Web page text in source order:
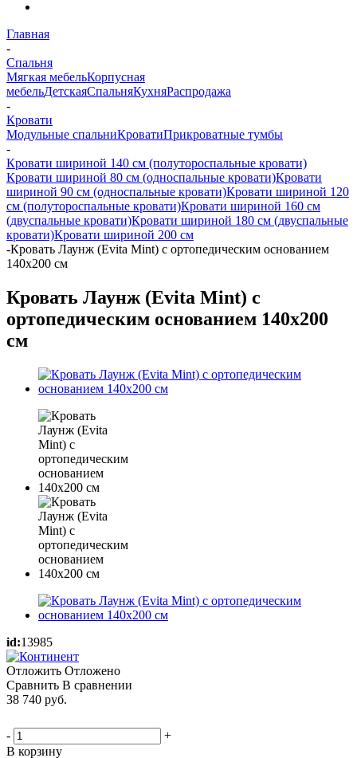
Главная
-
Спальня
Мягкая мебельКорпусная
мебельДетскаяСпальняКухняРаспродажа
-
Кровати
Модульные спальниКроватиПрикроватные тумбы
-
Кровати шириной 140 см (полутороспальные кровати)
Кровати шириной 80 см (односпальные кровати)Кровати
шириной 90 см (односпальные кровати)Кровати шириной 120
см (полутороспальные кровати)Кровати шириной 160 см
(двуспальные кровати)Кровати шириной 180 см (двуспальные
кровати)Кровати шириной 200 см
-Кровать Лаунж (Evita Mint) с ортопедическим основанием
140x200 см
Кровать Лаунж (Evita Mint) с
ортопедическим основанием 140x200
см
id:13985
Отложить Отложено
Сравнить В сравнении
38 740 руб.
-
+
В корзину